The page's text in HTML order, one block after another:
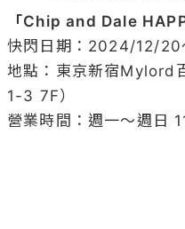
「Chip and Dale
快閃日期：2024/12/
地點：東京新宿Mylord
1-3 7F）
營業時間：週一～週日